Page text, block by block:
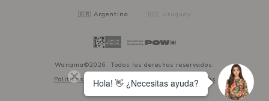
🇦🇷 Argentina 🇺🇾 Uruguay
Wanama©2026. Todos los derechos reservados.
Politicas de privacidad
Términos y condiciones